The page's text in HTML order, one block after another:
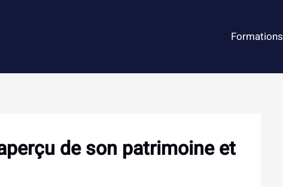
Formations
de son patrimoine et